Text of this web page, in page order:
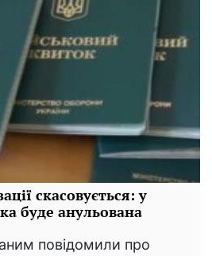
скасовується: у
буде анульована
повідомили про